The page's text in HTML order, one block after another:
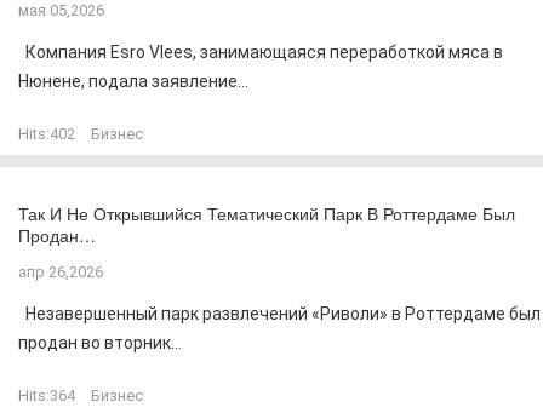
мая 05,2026
Компания Esro Vlees, занимающаяся переработкой мяса в
Нюнене, подала заявление...
Hits:402 Бизнес
Так И Не Открывшийся Тематический Парк В Роттердаме Был
Продан…
апр 26,2026
Незавершенный парк развлечений «Риволи» в Роттердаме был
продан во вторник...
Hits:364 Бизнес